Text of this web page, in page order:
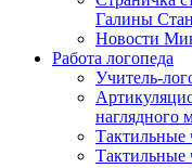
Галины
Новости
Работа логопеда
Учитель-
наглядного
Тактильные
Тактильные